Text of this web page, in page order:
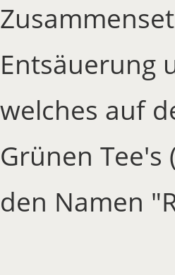
Entsäuerung
welches auf
Grünen Tee's
den Namen